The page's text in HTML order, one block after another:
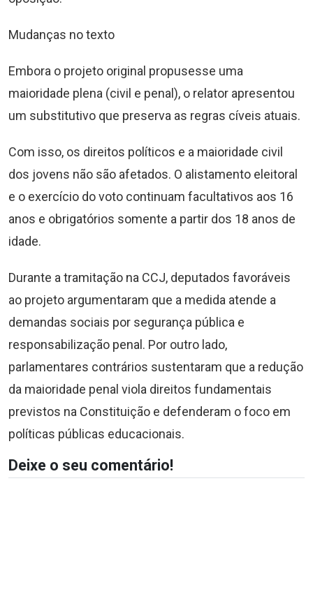
Mudanças no texto
Embora o projeto original propusesse uma
maioridade plena (civil e penal), o relator apresentou
um substitutivo que preserva as regras cíveis atuais.
Com isso, os direitos políticos e a maioridade civil
dos jovens não são afetados. O alistamento eleitoral
e o exercício do voto continuam facultativos aos 16
anos e obrigatórios somente a partir dos 18 anos de
idade.
Durante a tramitação na CCJ, deputados favoráveis
ao projeto argumentaram que a medida atende a
demandas sociais por segurança pública e
responsabilização penal. Por outro lado,
parlamentares contrários sustentaram que a redução
da maioridade penal viola direitos fundamentais
previstos na Constituição e defenderam o foco em
políticas públicas educacionais.
Deixe o seu comentário!